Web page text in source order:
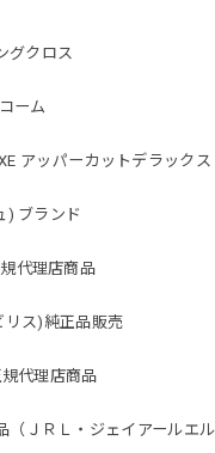
グクロス
ーム
アッパーカットデラックス
) ブランド
代理店商品
リス)純正品販売
代理店商品
（ＪＲＬ・ジェイアールエル